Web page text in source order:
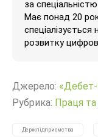
за
Має понад 20
спеціалізується
розвитку
Джерело:
Рубрика: Праця та
Держпідприємства